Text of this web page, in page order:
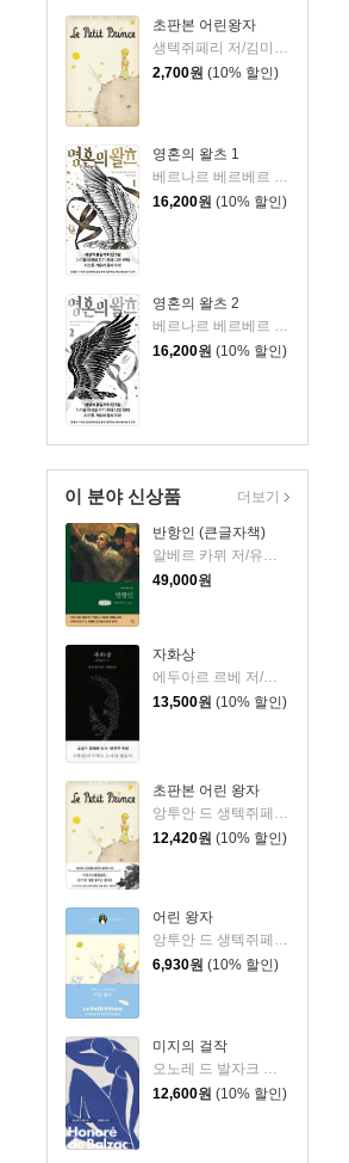
초판본 어린왕자
생텍쥐페리 저/김미정 역
2,700원 (10% 할인)
영혼의 왈츠 1
베르나르 베르베르 저/전미연 역
16,200원 (10% 할인)
영혼의 왈츠 2
베르나르 베르베르 저/전미연 역
16,200원 (10% 할인)
이 분야 신상품
반항인 (큰글자책)
알베르 카뮈 저/유기환 역
49,000원
자화상
13,500원 (10% 할인)
초판본 어린 왕자
앙투안 드 생텍쥐페리 저/김미정 역
12,420원 (10% 할인)
어린 왕자
앙투안 드 생텍쥐페리 저/김미정 역
6,930원 (10% 할인)
미지의 걸작
12,600원 (10% 할인)
더보기